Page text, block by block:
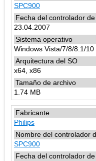
SPC900
23.04.2007
Windows Vista/7/8/8.1/10
x64, x86
1.74 MB
Philips
SPC900